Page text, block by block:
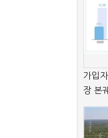
가입
장 본